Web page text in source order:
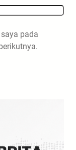
pada